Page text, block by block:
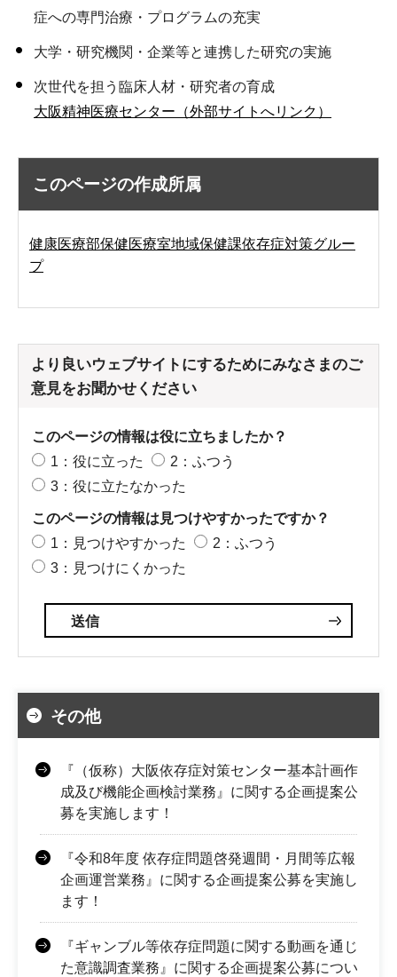
症への専門治療・プログラムの充実
大学・研究機関・企業等と連携した研究の実施
次世代を担う臨床人材・研究者の育成
大阪精神医療センター（外部サイトへリンク）
このページの作成所属
健康医療部保健医療室地域保健課依存症対策グルー
プ
より良いウェブサイトにするためにみなさまのご
意見をお聞かせください
このページの情報は役に立ちましたか？
1：役に立った
2：ふつう
3：役に立たなかった
このページの情報は見つけやすかったですか？
1：見つけやすかった
2：ふつう
3：見つけにくかった
その他
『（仮称）大阪依存症対策センター基本計画作
成及び機能企画検討業務』に関する企画提案公
募を実施します！
『令和8年度 依存症問題啓発週間・月間等広報
企画運営業務』に関する企画提案公募を実施し
ます！
『ギャンブル等依存症問題に関する動画を通じ
た意識調査業務』に関する企画提案公募につい